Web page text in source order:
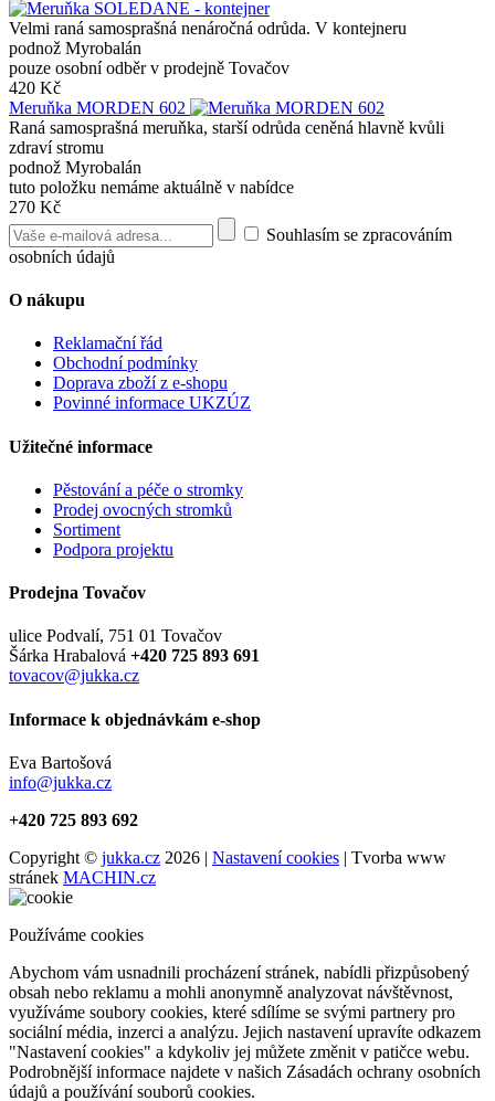
Velmi raná samosprašná nenáročná odrůda. V kontejneru
podnož Myrobalán
pouze osobní odběr v prodejně Tovačov
420 Kč
Meruňka MORDEN 602
Raná samosprašná meruňka, starší odrůda ceněná hlavně kvůli
zdraví stromu
podnož Myrobalán
tuto položku nemáme aktuálně v nabídce
270 Kč
Souhlasím se zpracováním
osobních údajů
O nákupu
Reklamační řád
Obchodní podmínky
Doprava zboží z e-shopu
Povinné informace UKZÚZ
Užitečné informace
Pěstování a péče o stromky
Prodej ovocných stromků
Sortiment
Podpora projektu
Prodejna Tovačov
ulice Podvalí, 751 01 Tovačov
Šárka Hrabalová +420 725 893 691
tovacov@jukka.cz
Informace k objednávkám e-shop
Eva Bartošová
info@jukka.cz
+420 725 893 692
Copyright © jukka.cz 2026 | Nastavení cookies | Tvorba www
stránek MACHIN.cz
Používáme cookies
Abychom vám usnadnili procházení stránek, nabídli přizpůsobený
obsah nebo reklamu a mohli anonymně analyzovat návštěvnost,
využíváme soubory cookies, které sdílíme se svými partnery pro
sociální média, inzerci a analýzu. Jejich nastavení upravíte odkazem
"Nastavení cookies" a kdykoliv jej můžete změnit v patičce webu.
Podrobnější informace najdete v našich Zásadách ochrany osobních
údajů a používání souborů cookies.